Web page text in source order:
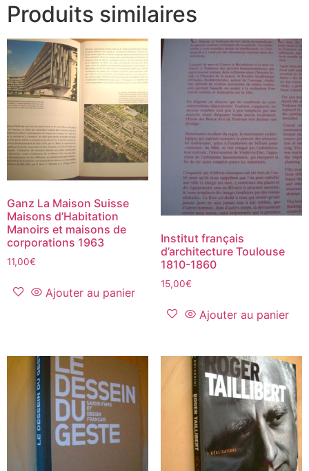
Produits similaires
Ganz La Maison Suisse
Maisons d’Habitation
Manoirs et maisons de
corporations 1963
11,00€
Ajouter au panier
Institut français
d’architecture Toulouse
1810-1860
15,00€
Ajouter au panier